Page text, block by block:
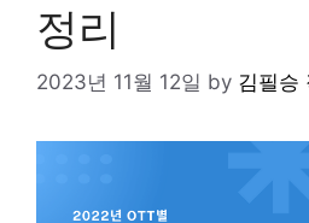
정리
2023년 11월 12일 by 김필승